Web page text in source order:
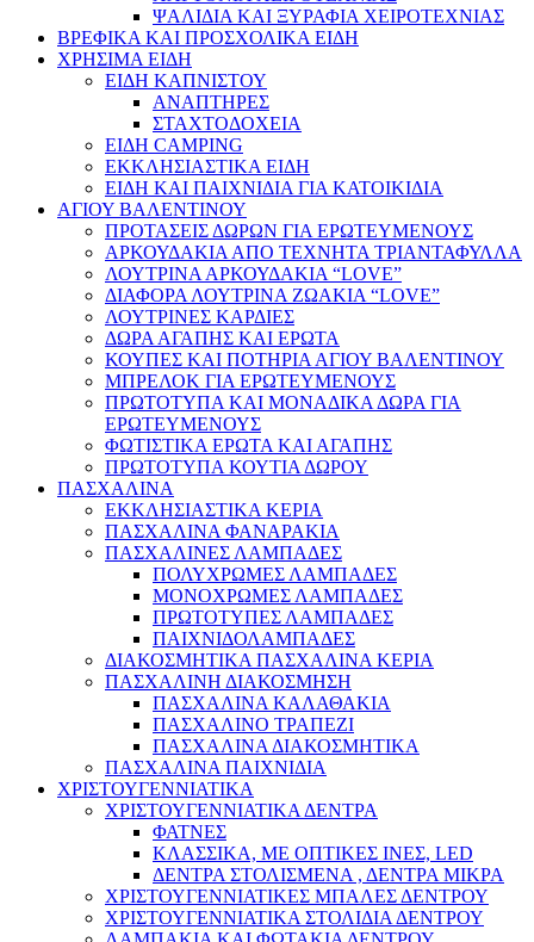
ΨΑΛΙΔΙΑ ΚΑΙ ΞΥΡΑΦΙΑ ΧΕΙΡΟΤΕΧΝΙΑΣ
ΒΡΕΦΙΚΑ ΚΑΙ ΠΡΟΣΧΟΛΙΚΑ ΕΙΔΗ
ΧΡΗΣΙΜΑ ΕΙΔΗ
ΕΙΔΗ ΚΑΠΝΙΣΤΟΥ
ΑΝΑΠΤΗΡΕΣ
ΣΤΑΧΤΟΔΟΧΕΙΑ
ΕΙΔΗ CAMPING
ΕΚΚΛΗΣΙΑΣΤΙΚΑ ΕΙΔΗ
ΕΙΔΗ ΚΑΙ ΠΑΙΧΝΙΔΙΑ ΓΙΑ ΚΑΤΟΙΚΙΔΙΑ
ΑΓΙΟΥ ΒΑΛΕΝΤΙΝΟΥ
ΠΡΟΤΑΣΕΙΣ ΔΩΡΩΝ ΓΙΑ ΕΡΩΤΕΥΜΕΝΟΥΣ
ΑΡΚΟΥΔΑΚΙΑ ΑΠΟ ΤΕΧΝΗΤΑ ΤΡΙΑΝΤΑΦΥΛΛΑ
ΛΟΥΤΡΙΝΑ ΑΡΚΟΥΔΑΚΙΑ “LOVE”
ΔΙΑΦΟΡΑ ΛΟΥΤΡΙΝΑ ΖΩΑΚΙΑ “LOVE”
ΛΟΥΤΡΙΝΕΣ ΚΑΡΔΙΕΣ
ΔΩΡΑ ΑΓΑΠΗΣ ΚΑΙ ΕΡΩΤΑ
ΚΟΥΠΕΣ ΚΑΙ ΠΟΤΗΡΙΑ ΑΓΙΟΥ ΒΑΛΕΝΤΙΝΟΥ
ΜΠΡΕΛΟΚ ΓΙΑ ΕΡΩΤΕΥΜΕΝΟΥΣ
ΠΡΩΤΟΤΥΠΑ ΚΑΙ ΜΟΝΑΔΙΚΑ ΔΩΡΑ ΓΙΑ
ΕΡΩΤΕΥΜΕΝΟΥΣ
ΦΩΤΙΣΤΙΚΑ ΕΡΩΤΑ ΚΑΙ ΑΓΑΠΗΣ
ΠΡΩΤΟΤΥΠΑ ΚΟΥΤΙΑ ΔΩΡΟΥ
ΠΑΣΧΑΛΙΝΑ
ΕΚΚΛΗΣΙΑΣΤΙΚΑ ΚΕΡΙΑ
ΠΑΣΧΑΛΙΝΑ ΦΑΝΑΡΑΚΙΑ
ΠΑΣΧΑΛΙΝΕΣ ΛΑΜΠΑΔΕΣ
ΠΟΛΥΧΡΩΜΕΣ ΛΑΜΠΑΔΕΣ
ΜΟΝΟΧΡΩΜΕΣ ΛΑΜΠΑΔΕΣ
ΠΡΩΤΟΤΥΠΕΣ ΛΑΜΠΑΔΕΣ
ΠΑΙΧΝΙΔΟΛΑΜΠΑΔΕΣ
ΔΙΑΚΟΣΜΗΤΙΚΑ ΠΑΣΧΑΛΙΝΑ ΚΕΡΙΑ
ΠΑΣΧΑΛΙΝΗ ΔΙΑΚΟΣΜΗΣΗ
ΠΑΣΧΑΛΙΝΑ ΚΑΛΑΘΑΚΙΑ
ΠΑΣΧΑΛΙΝΟ ΤΡΑΠΕΖΙ
ΠΑΣΧΑΛΙΝΑ ΔΙΑΚΟΣΜΗΤΙΚΑ
ΠΑΣΧΑΛΙΝΑ ΠΑΙΧΝΙΔΙΑ
ΧΡΙΣΤΟΥΓΕΝΝΙΑΤΙΚΑ
ΧΡΙΣΤΟΥΓΕΝΝΙΑΤΙΚΑ ΔΕΝΤΡΑ
ΦΑΤΝΕΣ
ΚΛΑΣΣΙΚΑ, ΜΕ ΟΠΤΙΚΕΣ ΙΝΕΣ, LED
ΔΕΝΤΡΑ ΣΤΟΛΙΣΜΕΝΑ , ΔΕΝΤΡΑ ΜΙΚΡΑ
ΧΡΙΣΤΟΥΓΕΝΝΙΑΤΙΚΕΣ ΜΠΑΛΕΣ ΔΕΝΤΡΟΥ
ΧΡΙΣΤΟΥΓΕΝΝΙΑΤΙΚΑ ΣΤΟΛΙΔΙΑ ΔΕΝΤΡΟΥ